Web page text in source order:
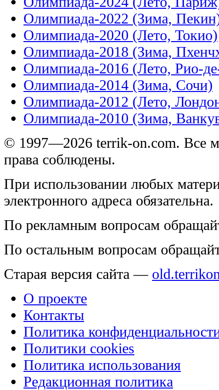
Олимпиада-2022 (Зима,
Олимпиада-2020 (Лето, Токио)
Олимпиада-2018 (Зима,
Олимпиада-2016 (Лето, Рио-
Олимпиада-2014 (Зима, Сочи)
Олимпиада-2012 (Лето,
Олимпиада-2010 (Зима,
© 1997—2026 terrik-on.com. Все
права соблюдены.
При использовании любых
электронного адреса обязательна.
По рекламным вопросам
По остальным вопросам
Старая версия сайта —
О проекте
Контакты
Политика
Политики cookies
Политика использования
Редакционная политика